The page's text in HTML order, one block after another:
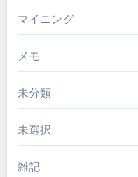
マイニング
メモ
未分類
未選択
雑記